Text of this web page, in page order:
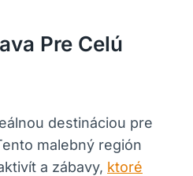
Pre Celú
destináciou pre
malebný región
a zábavy, ktoré